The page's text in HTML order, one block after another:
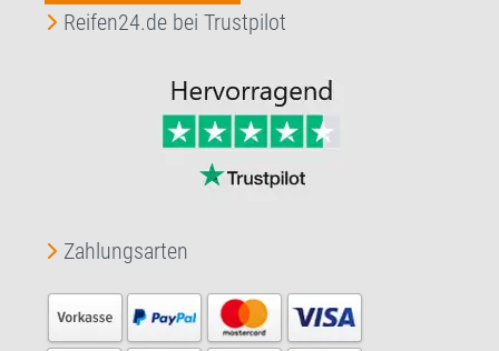
Reifen24.de bei Trustpilot
Zahlungsarten